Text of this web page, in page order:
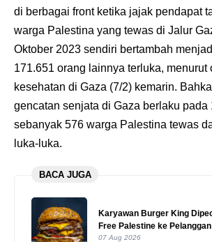
di berbagai front ketika jajak pendapat
warga Palestina yang tewas di Jalur
Oktober 2023 sendiri bertambah
171.651 orang lainnya terluka, menurut
kesehatan di Gaza (7/2) kemarin.
gencatan senjata di Gaza berlaku pada
sebanyak 576 warga Palestina tewas
luka-luka.
BACA JUGA
Karyawan Burger King
Free Palestine ke Pelanggan
07 Aug 2026